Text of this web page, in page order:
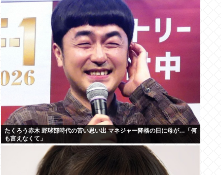
たくろう赤木 野球部時代の苦い思い出 マネジャー降格の日に母が…「何
も言えなくて」